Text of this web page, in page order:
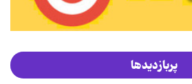
پربازدیدها